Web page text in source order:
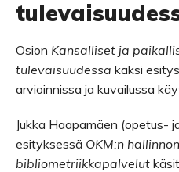
Osion Kansalliset ja
tulevaisuudessa kaksi
arvioinnissa ja kuvailussa
Jukka Haapamäen (opetus-
esityksessä OKM:n
bibliometriikkapalvelut